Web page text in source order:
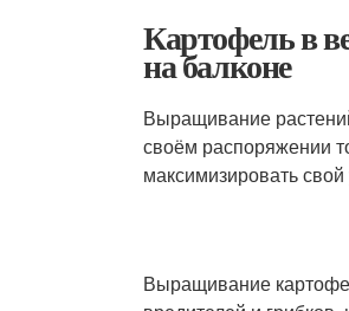
Картофель в
на балконе
Выращивание
своём распоряжении
максимизировать
Выращивание